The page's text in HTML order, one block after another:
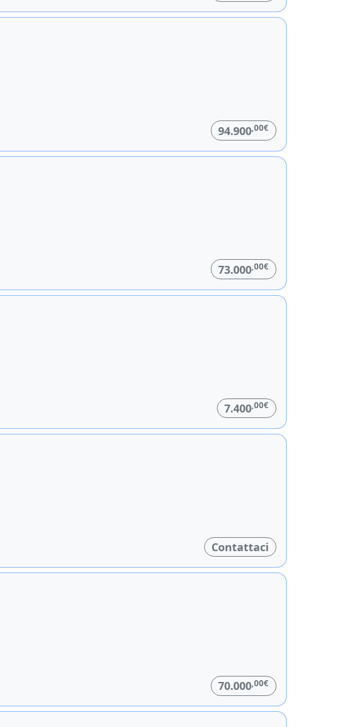
94.900,00€
73.000,00€
7.400,00€
Contattaci
70.000 ,00€